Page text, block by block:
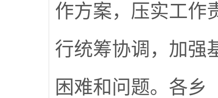
作方案，压实工作
行统筹协调，加强
困难和问题。各乡